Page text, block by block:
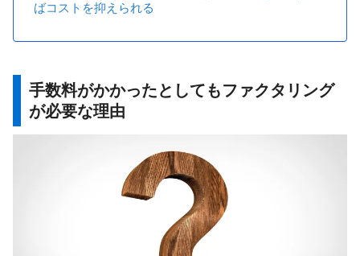
ばコストを抑えられる
手数料がかかったとしてもファクタリング
が必要な理由